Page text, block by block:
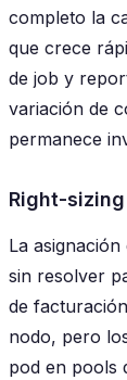
completo la
que crece
de job y
variación de
permanece
Right-
La
sin resolver
de
nodo, pero
pod en pools